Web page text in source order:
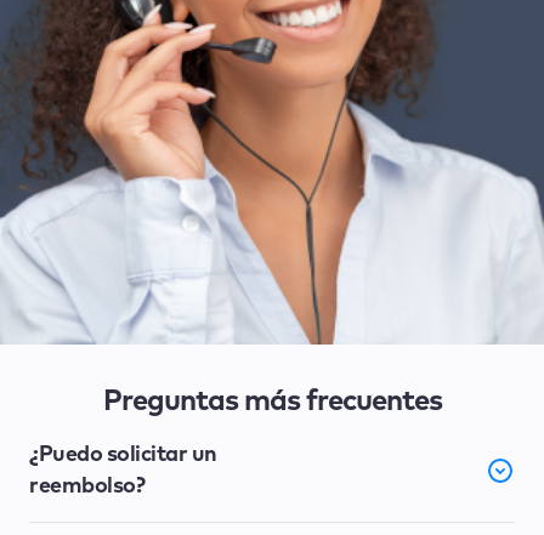
Preguntas más frecuentes
¿Puedo solicitar un
reembolso?